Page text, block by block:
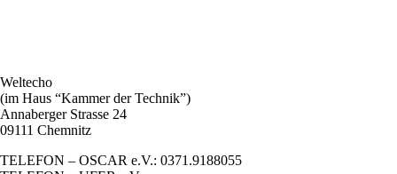
Weltecho
(im Haus “Kammer der Technik”)
Annaberger Strasse 24
09111 Chemnitz
TELEFON – OSCAR e.V.: 0371.9188055